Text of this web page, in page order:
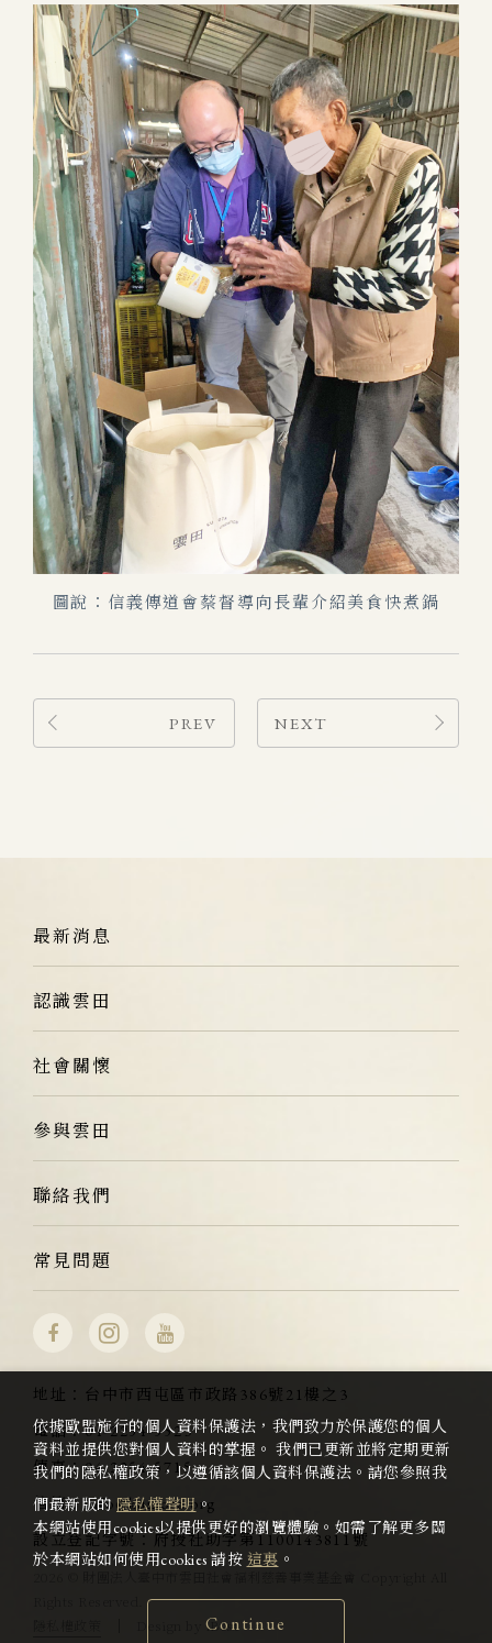
圖說：信義傳道會蔡督導向長輩介紹美食快煮鍋
PREV NEXT
最新消息
認識雲田
社會關懷
參與雲田
聯絡我們
常見問題
地址：
台中市西屯區市政路386號21樓之3
電話：04-2254-5523
傳真：04-2254-5715
信箱：info@kumota.org
設立登記字號：府授社助字第1100143811號
iBest
依據歐盟施行的個人資料保護法，我們致力於保護您的個人
資料並提供您對個人資料的掌握。 我們已更新並將定期更新
我們的隱私權政策，以遵循該個人資料保護法。請您參照我
們最新版的隱私權聲明。
本網站使用cookies以提供更好的瀏覽體驗。如需了解更多關
於本網站如何使用cookies 請按 這裏 。
Continue